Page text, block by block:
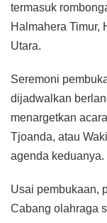
termasuk
Halmahera Timur,
Utara.
Seremoni
dijadwalkan
menargetkan
Tjoanda, atau
agenda keduanya.
Usai pembukaan,
Cabang olahraga